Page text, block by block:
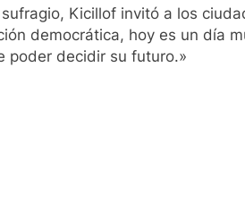
Kicillof invitó a los
democrática, hoy es un día
poder decidir su futuro.»